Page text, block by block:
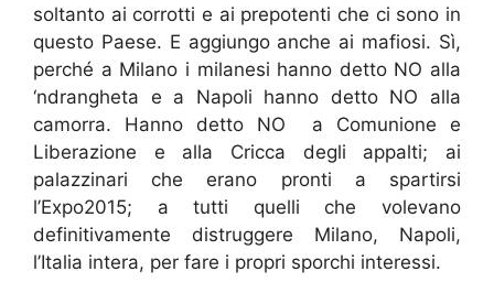
soltanto ai corrotti e ai prepotenti che ci sono in
questo Paese. E aggiungo anche ai mafiosi. Sì,
perché a Milano i milanesi hanno detto NO alla
‘ndrangheta e a Napoli hanno detto NO alla
camorra. Hanno detto NO a Comunione e
Liberazione e alla Cricca degli appalti; ai
palazzinari che erano pronti a spartirsi
l’Expo2015; a tutti quelli che volevano
definitivamente distruggere Milano, Napoli,
l’Italia intera, per fare i propri sporchi interessi.